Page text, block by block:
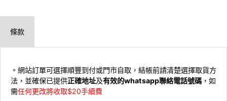
條款
。網站訂單可選擇順豐到付或門市自取，結帳前請清楚選擇取貨方
法，並確保已提供正確地址及有效的whatsapp聯絡電話號碼 ，如
需任何更改將收取$20手續費